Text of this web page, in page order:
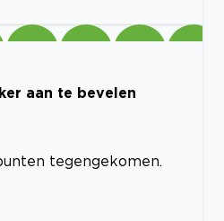
aan te bevelen
tegengekomen.